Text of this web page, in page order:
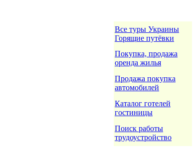
Все туры Украины
Горящие путёвки
Покупка, продажа
оренда жилья
Продажа покупка
автомобилей
Каталог готелей
гостиницы
Поиск работы
трудоустройство